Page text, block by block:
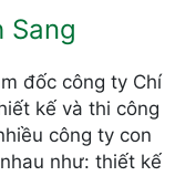
Sang
đốc công ty Chí
kế và thi công
công ty con
như: thiết kế